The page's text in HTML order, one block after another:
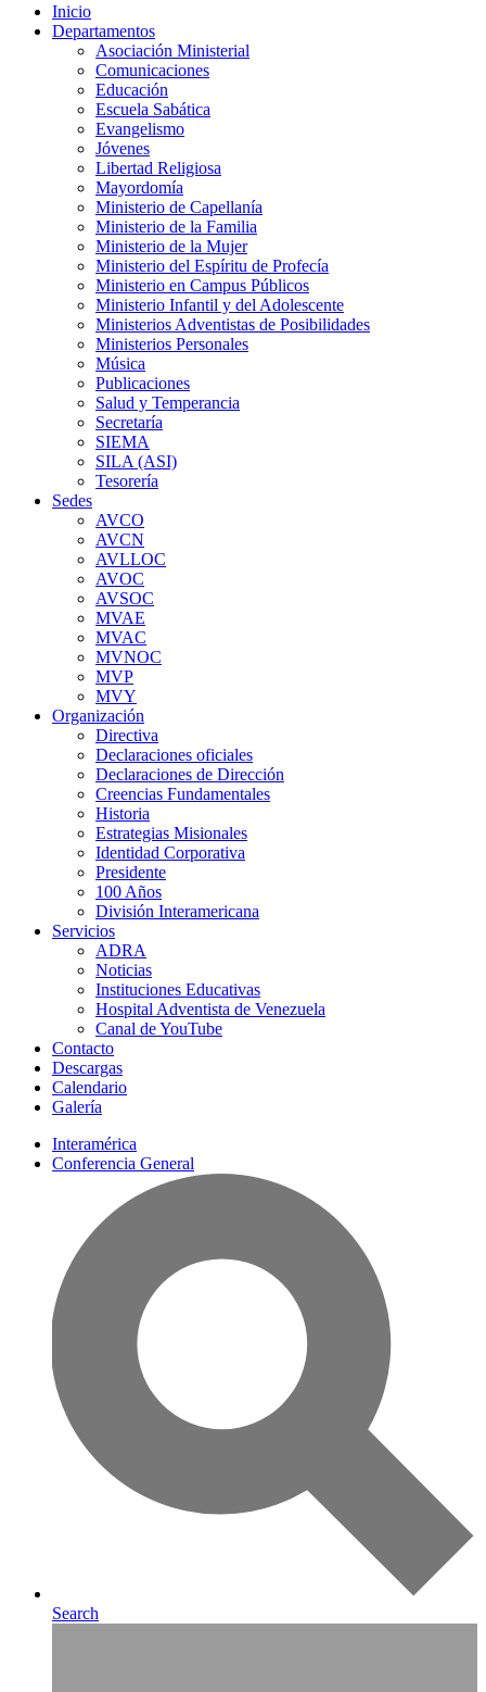
Inicio
Departamentos
Asociación Ministerial
Comunicaciones
Educación
Escuela Sabática
Evangelismo
Jóvenes
Libertad Religiosa
Mayordomía
Ministerio de Capellanía
Ministerio de la Familia
Ministerio de la Mujer
Ministerio del Espíritu de Profecía
Ministerio en Campus Públicos
Ministerio Infantil y del Adolescente
Ministerios Adventistas de Posibilidades
Ministerios Personales
Música
Publicaciones
Salud y Temperancia
Secretaría
SIEMA
SILA (ASI)
Tesorería
Sedes
AVCO
AVCN
AVLLOC
AVOC
AVSOC
MVAE
MVAC
MVNOC
MVP
MVY
Organización
Directiva
Declaraciones oficiales
Declaraciones de Dirección
Creencias Fundamentales
Historia
Estrategias Misionales
Identidad Corporativa
Presidente
100 Años
División Interamericana
Servicios
ADRA
Noticias
Instituciones Educativas
Hospital Adventista de Venezuela
Canal de YouTube
Contacto
Descargas
Calendario
Galería
Interamérica
Conferencia General
Search